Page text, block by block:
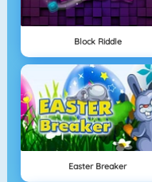
Block Riddle
Easter Breaker